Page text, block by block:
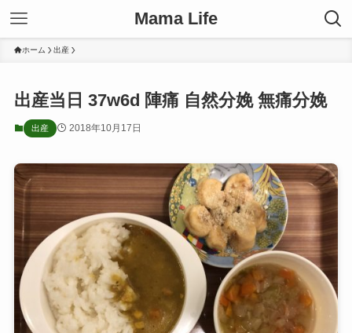
Mama Life
ホーム 出産
出産当日 37w6d 陣痛 自然分娩 無痛分娩
出産 2018年10月17日